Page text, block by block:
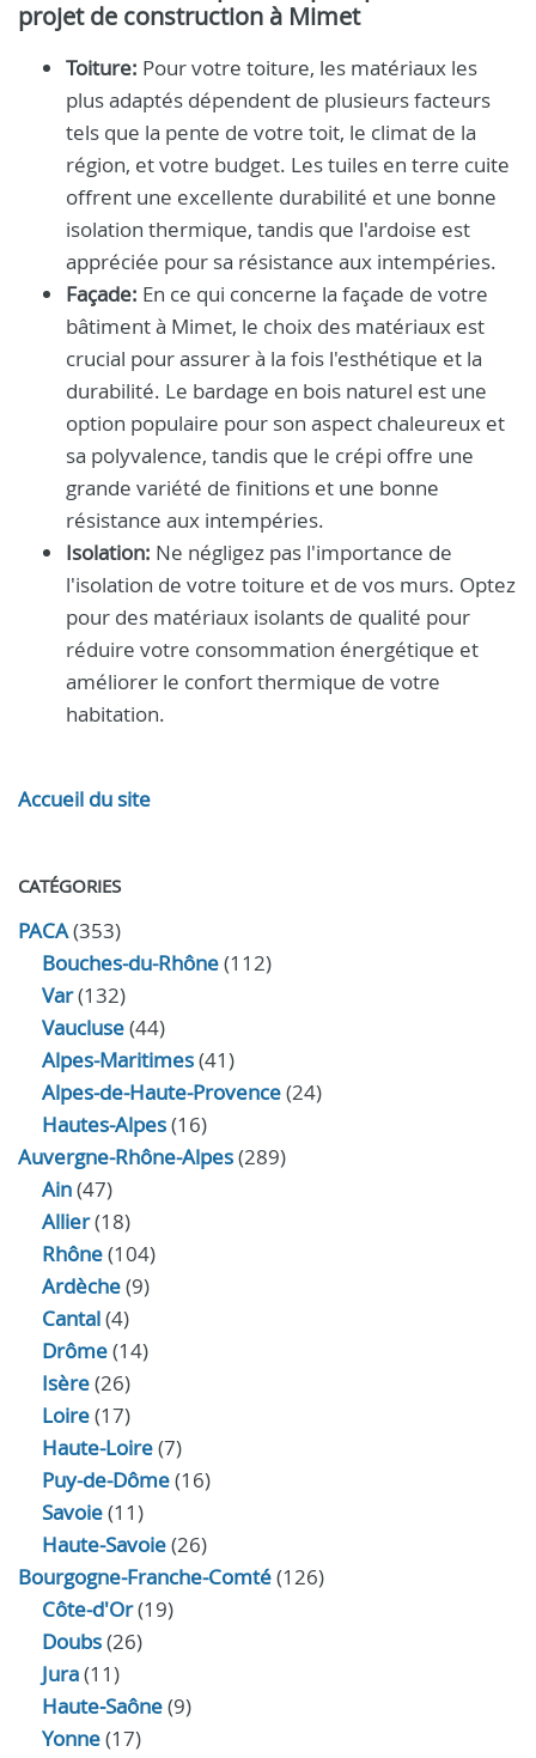
projet de construction à Mimet
Toiture: Pour votre toiture, les matériaux les
plus adaptés dépendent de plusieurs facteurs
tels que la pente de votre toit, le climat de la
région, et votre budget. Les tuiles en terre cuite
offrent une excellente durabilité et une bonne
isolation thermique, tandis que l'ardoise est
appréciée pour sa résistance aux intempéries.
Façade: En ce qui concerne la façade de votre
bâtiment à Mimet, le choix des matériaux est
crucial pour assurer à la fois l'esthétique et la
durabilité. Le bardage en bois naturel est une
option populaire pour son aspect chaleureux et
sa polyvalence, tandis que le crépi offre une
grande variété de finitions et une bonne
résistance aux intempéries.
Isolation: Ne négligez pas l'importance de
l'isolation de votre toiture et de vos murs. Optez
pour des matériaux isolants de qualité pour
réduire votre consommation énergétique et
améliorer le confort thermique de votre
habitation.
Accueil du site
CATÉGORIES
PACA(353)
Bouches-du-Rhône(112)
Var(132)
Vaucluse(44)
Alpes-Maritimes(41)
Alpes-de-Haute-Provence(24)
Hautes-Alpes(16)
Auvergne-Rhône-Alpes(289)
Ain(47)
Allier(18)
Rhône(104)
Ardèche(9)
Cantal(4)
Drôme(14)
Isère(26)
Loire(17)
Haute-Loire(7)
Puy-de-Dôme(16)
Savoie(11)
Haute-Savoie(26)
Bourgogne-Franche-Comté(126)
Côte-d'Or(19)
Doubs(26)
Jura(11)
Haute‑Saône(9)
Yonne(17)